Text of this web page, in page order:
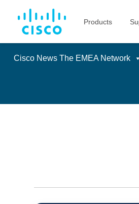
Cisco News The EMEA Network